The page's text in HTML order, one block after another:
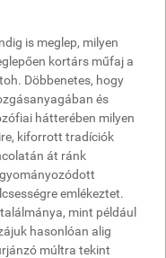
is meglep, milyen
kortárs műfaj a
Döbbenetes, hogy
és
hátterében milyen
kiforrott tradíciók
át ránk
emlékeztet.
mint például
hasonlóan alig
múltra tekint